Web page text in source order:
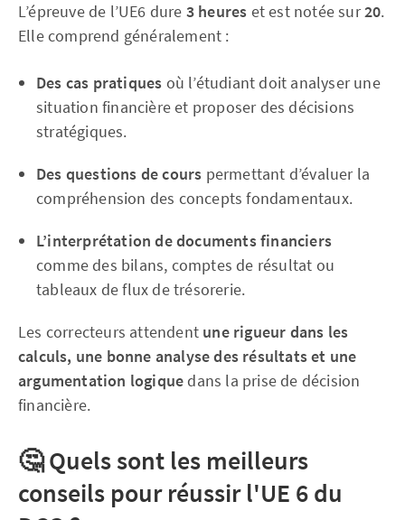
L’épreuve de l’UE6 dure 3 heures et est notée sur20.
Elle comprend généralement :
Des cas pratiques où l’étudiant doit analyser une
situation financière et proposer des décisions
stratégiques.
Des questions de cours permettant d’évaluer la
compréhension des concepts fondamentaux.
L’interprétation de documents financiers
comme des bilans, comptes de résultat ou
tableaux de flux de trésorerie.
Les correcteurs attendent une rigueur dans les
calculs, une bonne analyse des résultats et une
argumentation logiquedans la prise de décision
financière.
🤔 Quels sont les meilleurs
conseils pour réussir l'UE 6 du